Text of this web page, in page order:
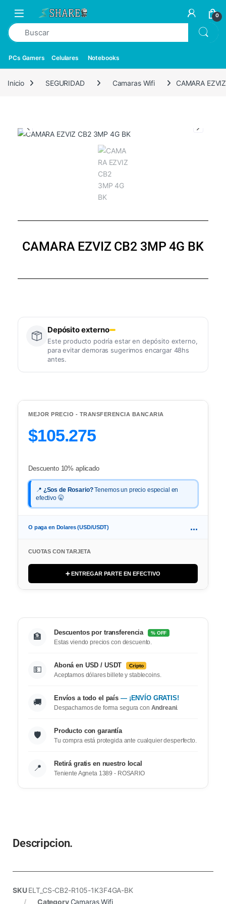
0
PCs Gamers Celulares Notebooks
Inicio SEGURIDAD Camaras Wifi CAMARA
CAMARA EZVIZ CB2 3MP 4G BK
Depósito externo
Este producto podría estar en depósito externo,
para evitar demoras sugerimos encargar 48hs
antes.
MEJOR PRECIO - TRANSFERENCIA BANCARIA
$105.275
Descuento 10% aplicado
📍 ¿Sos de Rosario?Tenemos un precio especial en
efectivo 🤫
O paga en Dolares (USD/USDT) ...
CUOTAS CON TARJETA
➕ ENTREGAR PARTE EN EFECTIVO
🏦 Descuentos por transferencia % OFF
Estas viendo precios con descuento.
💵 Aboná en USD / USDT Cripto
Aceptamos dólares billete y stablecoins.
🚚 Envíos a todo el país — ¡ENVÍO GRATIS!
Despachamos de forma segura con Andreani.
🛡️ Producto con garantía
Tu compra está protegida ante cualquier desperfecto.
📍 Retirá gratis en nuestro local
Teniente Agneta 1389 - ROSARIO
Descripcion.
SKUELT_CS-CB2-R105-1K3F4GA-BK
Category Camaras Wifi